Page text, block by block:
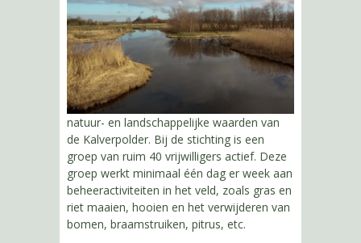
natuur- en landschappelijke waarden van
de Kalverpolder. Bij de stichting is een
groep van ruim 40 vrijwilligers actief. Deze
groep werkt minimaal één dag er week aan
beheeractiviteiten in het veld, zoals gras en
riet maaien, hooien en het verwijderen van
bomen, braamstruiken, pitrus, etc.